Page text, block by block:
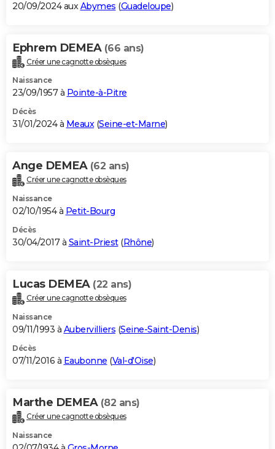
20/09/2024 aux Abymes (Guadeloupe)
Ephrem DEMEA (66 ans)
Créer une cagnotte obsèques
Naissance
23/09/1957 à Pointe-à-Pitre
Décès
31/01/2024 à Meaux(Seine-et-Marne)
Ange DEMEA (62 ans)
Créer une cagnotte obsèques
Naissance
02/10/1954 à Petit-Bourg
Décès
30/04/2017 à Saint-Priest(Rhône)
Lucas DEMEA (22 ans)
Créer une cagnotte obsèques
Naissance
09/11/1993 à Aubervilliers (Seine-Saint-Denis)
Décès
07/11/2016 à Eaubonne (Val-d'Oise)
Marthe DEMEA (82 ans)
Créer une cagnotte obsèques
Naissance